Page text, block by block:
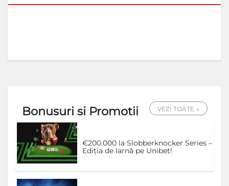
Bonusuri si Promotii VEZI TOATE →
€200.000 la Slobberknocker Series –
Ediția de Iarnă pe Unibet!